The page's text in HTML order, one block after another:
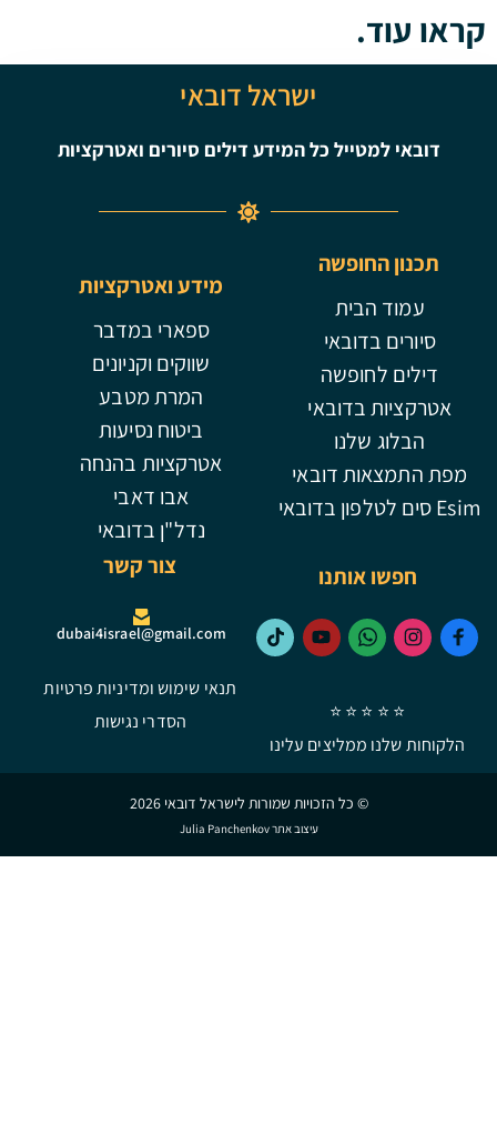
קראו עוד.
ישראל דובאי
דובאי למטייל כל המידע דילים סיורים ואטרקציות
תכנון החופשה
עמוד הבית
סיורים בדובאי
דילים לחופשה
אטרקציות בדובאי
הבלוג שלנו
מפת התמצאות דובאי
Esim סים לטלפון בדובאי
מידע ואטרקציות
ספארי במדבר
שווקים וקניונים
המרת מטבע
ביטוח נסיעות
אטרקציות בהנחה
אבו דאבי
נדל"ן בדובאי
חפשו אותנו
⭐ ⭐ ⭐ ⭐ ⭐
הלקוחות שלנו ממליצים עלינו
צור קשר
dubai4israel@gmail.com
תנאי שימוש ומדיניות פרטיות
הסדרי נגישות
© כל הזכויות שמורות לישראל דובאי 2026
עיצוב אתר Julia Panchenkov